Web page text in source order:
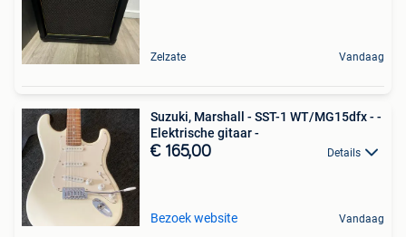
Zelzate Vandaag
Suzuki, Marshall - SST-1 WT/MG15dfx - -
Elektrische gitaar -
€ 165,00 Details
Bezoek website Vandaag